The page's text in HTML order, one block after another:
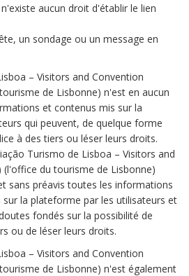
aucun droit d'établir le lien
un sondage ou un message en
– Visitors and Convention
de Lisbonne) n'est en aucun
et contenus mis sur la
qui peuvent, de quelque forme
à des tiers ou léser leurs droits.
Turismo de Lisboa – Visitors and
(l'office du tourisme de Lisbonne)
sans préavis toutes les informations
la plateforme par les utilisateurs et
fondés sur la possibilité de
ou de léser leurs droits.
– Visitors and Convention
de Lisbonne) n'est également